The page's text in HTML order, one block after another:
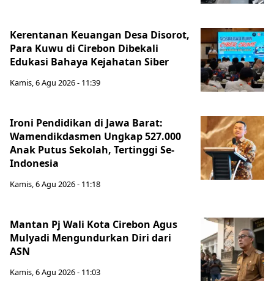
Kerentanan Keuangan Desa Disorot,
Para Kuwu di Cirebon Dibekali
Edukasi Bahaya Kejahatan Siber
Kamis, 6 Agu 2026 - 11:39
Ironi Pendidikan di Jawa Barat:
Wamendikdasmen Ungkap 527.000
Anak Putus Sekolah, Tertinggi Se-
Indonesia
Kamis, 6 Agu 2026 - 11:18
Mantan Pj Wali Kota Cirebon Agus
Mulyadi Mengundurkan Diri dari
ASN
Kamis, 6 Agu 2026 - 11:03